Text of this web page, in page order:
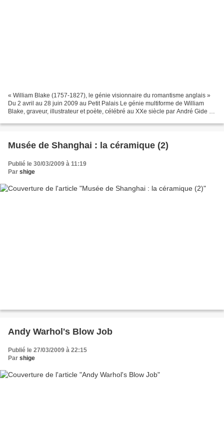
« William Blake (1757-1827), le génie visionnaire du romantisme anglais »
Du 2 avril au 28 juin 2009 au Petit Palais Le génie multiforme de William
Blake, graveur, illustrateur et poète, célébré au XXe siècle par André Gide et
Musée de Shanghai : la céramique (2)
Publié le 30/03/2009 à 11:19
Par shige
Andy Warhol's Blow Job
Publié le 27/03/2009 à 22:15
Par shige